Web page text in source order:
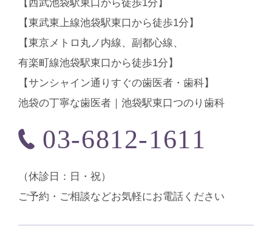
【西武池袋駅東口から徒歩1分】
【東武東上線池袋駅東口から徒歩1分】
【東京メトロ丸ノ内線、副都心線、
有楽町線池袋駅東口から徒歩1分】
【サンシャイン通りすぐの歯医者・歯科】
池袋の丁寧な歯医者｜池袋駅東口つのり歯科
03-6812-1611
（休診⽇：日・祝）
ご予約・ご相談などお気軽にお電話ください